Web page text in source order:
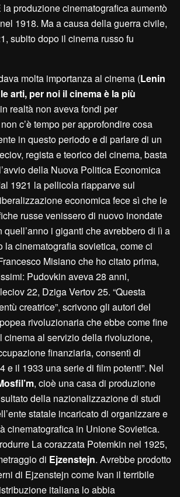
la produzione cinematografica aumentò
1918. Ma a causa della guerra civile,
subito dopo il cinema russo fu
molta importanza al cinema (Lenin
arti, per noi il cinema è la più
realtà non aveva fondi per
c’è tempo per approfondire cosa
in questo periodo e di parlare di un
regista e teorico del cinema, basta
della Nuova Politica Economica
1921 la pellicola riapparve sul
economica fece sì che le
russe venissero di nuovo inondate
quell’anno i giganti che avrebbero di lì a
la cinematografia sovietica, come ci
Misiano che ho citato prima,
Pudovkin aveva 28 anni,
22, Dziga Vertov 25. “Questa
creatrice”, scrivono gli autori del
rivoluzionaria che ebbe come fine
cinema al servizio della rivoluzione,
finanziaria, consentì di
e il 1933 una serie di film potenti”. Nel
, cioè una casa di produzione
della nazionalizzazione di studi
statale incaricato di organizzare e
cinematografica in Unione Sovietica.
La corazzata Potemkin nel 1925,
di Ejzenstejn. Avrebbe prodotto
di Ejzenstejn come Ivan il terribile
italiana lo abbia